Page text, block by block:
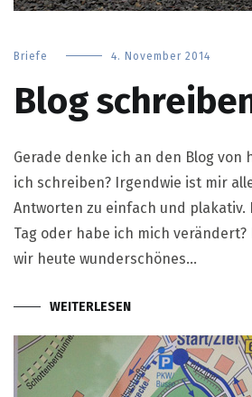
Briefe 4. November 2014
Blog
Gerade denke ich an den Blog von
ich schreiben? Irgendwie ist mir
Antworten zu einfach und plakativ.
Tag oder habe ich mich
wir heute wunderschönes…
WEITERLESEN